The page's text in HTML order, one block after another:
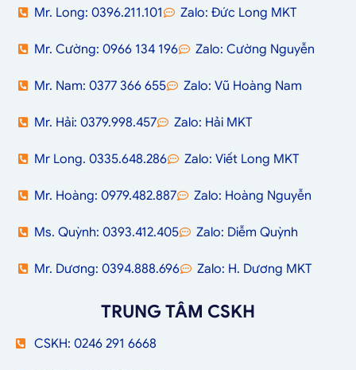
Mr. Long: 0396.211.101 Zalo: Đức Long MKT
Mr. Cường: 0966 134 196 Zalo: Cường Nguyễn
Mr. Nam: 0377 366 655 Zalo: Vũ Hoàng Nam
Mr. Hải: 0379.998.457 Zalo: Hải MKT
Mr Long. 0335.648.286 Zalo: Viết Long MKT
Mr. Hoàng: 0979.482.887 Zalo: Hoàng Nguyễn
Ms. Quỳnh: 0393.412.405 Zalo: Diễm Quỳnh
Mr. Dương: 0394.888.696 Zalo: H. Dương MKT
TRUNG TÂM CSKH
CSKH: 0246 291 6668